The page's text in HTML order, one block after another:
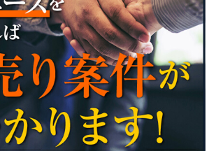
界のM＆A・売却・買収事例7選
社をM＆Aで売却する流れ
社をM＆Aで売却する注意点
社のM&A・事業譲渡まとめ